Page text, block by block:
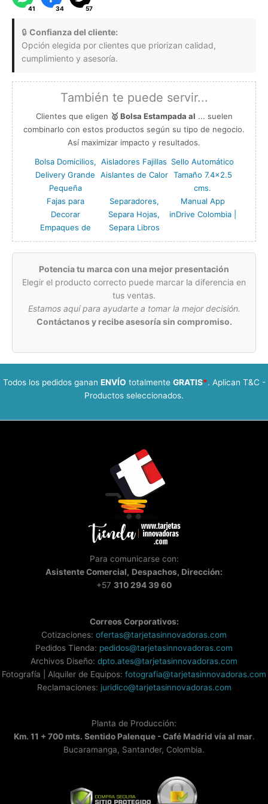
cantidad
41 34 57
🔒 Confianza del cliente:
Opción elegida por clientes que priorizan calidad,
cumplimiento y asesoría.
También te puede servir...
Clientes que eligen 🥇 Bolsa Estampada al ... suelen
combinarlo con estos productos según su tipo de negocio.
Así maximizar impacto y resultados.
Bolsa Domicilios,
Delivery Grande
Pequeña
Aisladores Fajillas
Aislantes de Calor
Sello Automático
Tamaño 7.4×2.5
cms.
Fajas para
Decorar
Empaques de
Separadores,
Separa Hojas,
Separa Libros
Manual App
inDrive Colombia |
Potencia tu marca con una mejor presentación
Elegir el producto correcto puede marcar la diferencia en
tus ventas.
Estamos aquí para ayudarte a tomar la mejor decisión.
Contáctanos y recibe asesoría sin compromiso.
Todos los pedidos ganan ENVÍO totalmente GRATIS*. Aplican T&C -
Productos seleccionados.
Para comunicarse con:
AsistenteComercial, Despachos, Dirección:
+57 310 294 39 60
Correos Corporativos:
Cotizaciones: ofertas@tarjetasinnovadoras.com
Pedidos Tienda: pedidos@tarjetasinnovadoras.com
Archivos Diseño: dpto.ates@tarjetasinnovadoras.com
Fotografía | Alquiler de Equipos: fotografia@tarjetasinnovadoras.com
Reclamaciones: juridico@tarjetasinnovadoras.com
Planta de Producción:
Km. 11 + 700 mts. Sentido Palenque - Café Madrid vía al mar.
Bucaramanga, Santander, Colombia.